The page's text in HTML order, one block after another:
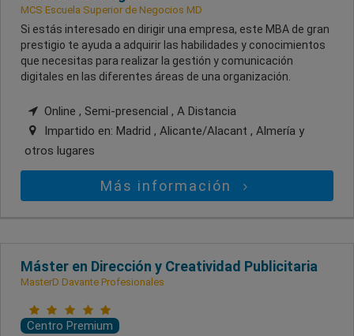
MCS Escuela Superior de Negocios MD
Si estás interesado en dirigir una empresa, este MBA de gran
prestigio te ayuda a adquirir las habilidades y conocimientos
que necesitas para realizar la gestión y comunicación
digitales en las diferentes áreas de una organización.
Online , Semi-presencial , A Distancia
Impartido en: Madrid , Alicante/Alacant , Almería y
otros lugares
Más información
Máster en Dirección y Creatividad Publicitaria
MasterD Davante Profesionales
Centro Premium